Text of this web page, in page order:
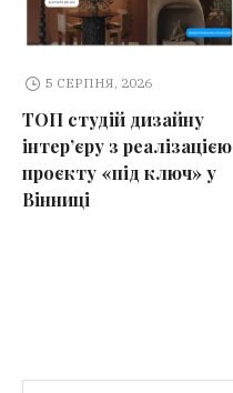
5 СЕРПНЯ, 2026
ТОП студій дизайну
інтер’єру з реалізацією
проєкту «під ключ» у
Вінниці